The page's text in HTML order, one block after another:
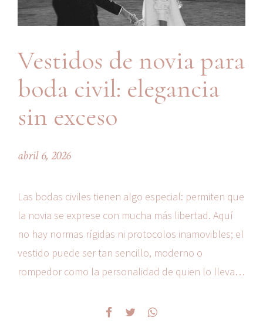
Vestidos de novia para
boda civil: elegancia
sin exceso
abril 6, 2026
Las bodas civiles tienen algo especial: permiten que
la novia se exprese con mucha más libertad. Aquí
no hay normas rígidas ni protocolos inamovibles; el
vestido puede ser tan sencillo, moderno o
rompedor como la personalidad de quien lo lleva.
religiosa, en la boda civil triunfa la naturalidad,...